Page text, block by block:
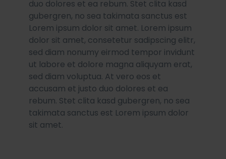
duo dolores et ea rebum. Stet clita kasd
gubergren, no sea takimata sanctus est
Lorem ipsum dolor sit amet. Lorem ipsum
dolor sit amet, consetetur sadipscing elitr,
sed diam nonumy eirmod tempor invidunt
ut labore et dolore magna aliquyam erat,
sed diam voluptua. At vero eos et
accusam et justo duo dolores et ea
rebum. Stet clita kasd gubergren, no sea
takimata sanctus est Lorem ipsum dolor
sit amet.